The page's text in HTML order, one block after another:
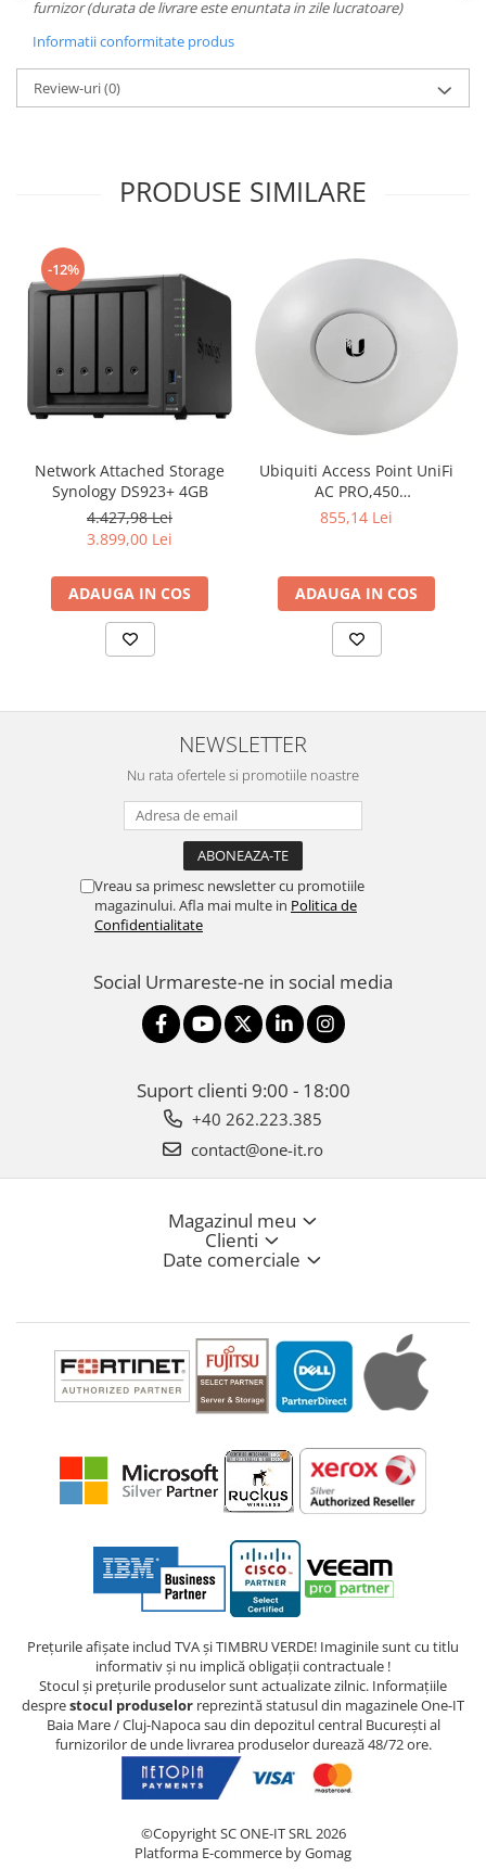
furnizor (durata de livrare este enuntata in zile lucratoare)
Informatii conformitate produs
Review-uri(0)
PRODUSE SIMILARE
-12%
Network Attached Storage
Synology DS923+ 4GB
4.427,98 Lei
3.899,00 Lei
ADAUGA IN COS
Ubiquiti Access Point UniFi
AC PRO,450
Mbps(2.4GHz),1300
included,
802.3af/at,2x10/100/1000
RJ45 Port, Integrated 3 dBi
3x3 MIMO (2.4GHz and
5GHz),250+ Co
855,14 Lei
ADAUGA IN COS
NEWSLETTER
Nu rata ofertele si promotiile noastre
Vreau sa primesc newsletter cu promotiile
magazinului. Afla mai multe in Politica de
Confidentialitate
Social Urmareste-ne in social media
Suport clienti 9:00 - 18:00
+40 262.223.385
contact@one-it.ro
Magazinul meu
Clienti
Date comerciale
Prețurile afișate includ TVA și TIMBRU VERDE! Imaginile sunt cu titlu
informativ și nu implică obligații contractuale !
Stocul și prețurile produselor sunt actualizate zilnic. Informațiile
desprestocul produselor reprezintă statusul din magazinele One-IT
Baia Mare / Cluj-Napoca sau din depozitul central București al
furnizorilor de unde livrarea produselor durează 48/72 ore.
©Copyright SC ONE-IT SRL 2026
Platforma E-commerce by Gomag